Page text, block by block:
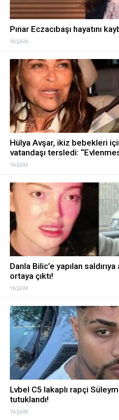
YAŞAM
Pınar Eczacıbaşı hayatını
YAŞAM
Hülya Avşar, ikiz bebekleri
vatandaşı tersledi:
YAŞAM
Danla Bilic’e yapılan
ortaya çıktı!
YAŞAM
Lvbel C5 lakaplı rapçi
tutuklandı!